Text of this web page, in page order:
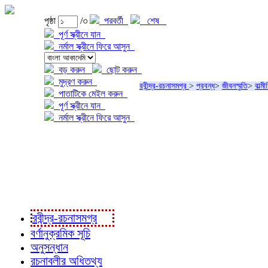
পৃষ্ঠা /৩ পরবর্তী
শেষ
পূর্ণ স্ক্রীনে যান
নর্মাল স্ক্রীনে ফিরে আসুন
বড় করুন
ছোট করুন
মুদ্রণ করুন
পাতাটিকে মেইল করুন
পূর্ণ স্ক্রীনে যান
নর্মাল স্ক্রীনে ফিরে আসুন
রবীন্দ্র-রচনাসমগ্র > প্রবন্ধ> জীবনস্মৃতি>
রবীন্দ্র-রচনাসমগ্র
বর্ণানুক্রমিক সূচি
অনুসন্ধান
রচনাবলীর অধিতথ্য